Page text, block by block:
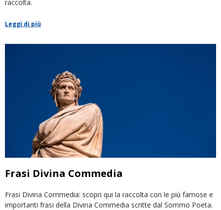
raccolta.
Leggi di più
Frasi Divina Commedia
Frasi Divina Commedia: scopri qui la raccolta con le più famose e
importanti frasi della Divina Commedia scritte dal Sommo Poeta.